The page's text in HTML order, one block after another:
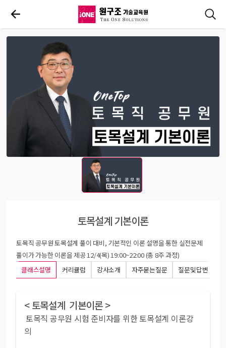
토목설계 기본이론
토목직 공무원 토목설계 풀이 대비, 기본적인 이론 설명을 통한 실전문제
풀이가 가능한 이론을 제공 12/4(목) 19:00~22:00 (총 8주 과정)
클래스설명
커리큘럼 강사소개 자주묻는질문 질문및답변
< 토목설계 기본이론 >
토목직 공무원 시험 준비자를 위한 토목설계 이론강
의